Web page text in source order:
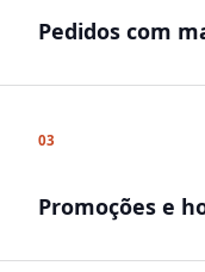
Pedidos com
03
Promoções e